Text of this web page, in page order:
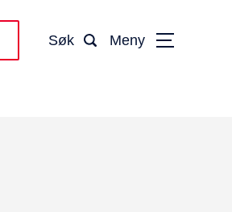
Søk Meny